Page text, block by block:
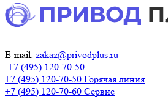
E-mail: zakaz@privodplus.ru
+7 (495) 120-70-50
+7 (495) 120-70-50 Горячая линия
+7 (495) 120-70-60 Сервис